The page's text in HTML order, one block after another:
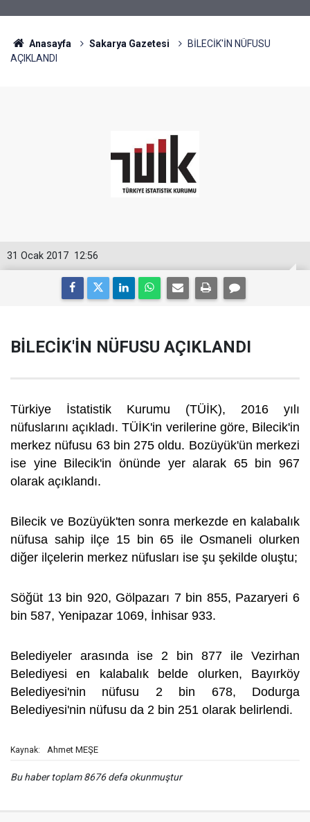
Anasayfa Sakarya Gazetesi
BİLECİK'İN NÜFUSU
AÇIKLANDI
12:56
31 Ocak 2017
BİLECİK'İN NÜFUSU AÇIKLANDI
Türkiye İstatistik Kurumu (TÜİK), 2016 yılı
nüfuslarını açıkladı. TÜİK'in verilerine göre, Bilecik'in
merkez nüfusu 63 bin 275 oldu. Bozüyük'ün merkezi
ise yine Bilecik'in önünde yer alarak 65 bin 967
olarak açıklandı.
Bilecik ve Bozüyük'ten sonra merkezde en kalabalık
nüfusa sahip ilçe 15 bin 65 ile Osmaneli olurken
diğer ilçelerin merkez nüfusları ise şu şekilde oluştu;
Söğüt 13 bin 920, Gölpazarı 7 bin 855, Pazaryeri 6
bin 587, Yenipazar 1069, İnhisar 933.
Belediyeler arasında ise 2 bin 877 ile Vezirhan
Belediyesi en kalabalık belde olurken, Bayırköy
Belediyesi'nin nüfusu 2 bin 678, Dodurga
Belediyesi'nin nüfusu da 2 bin 251 olarak belirlendi.
Kaynak: Ahmet MEŞE
Bu haber toplam 8676 defa okunmuştur